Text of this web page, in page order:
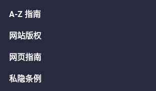
A-Z 指南
网站版权
网页指南
私隐条例